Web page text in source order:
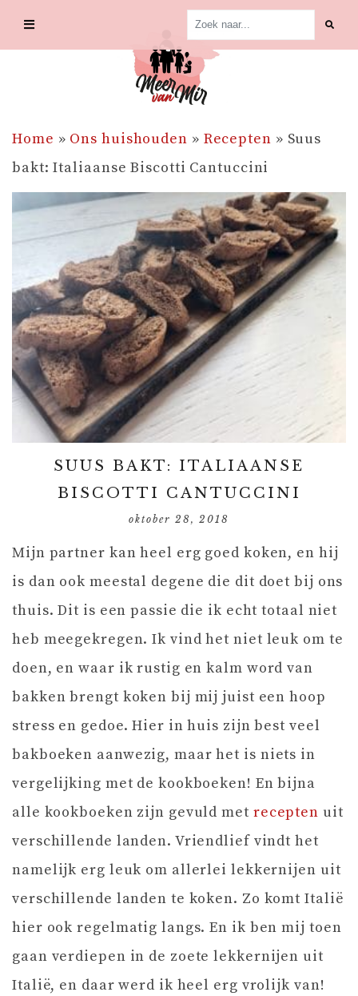
Home » Ons huishouden » Recepten » Suus
bakt: Italiaanse Biscotti Cantuccini
SUUS BAKT: ITALIAANSE
BISCOTTI CANTUCCINI
oktober 28, 2018
Mijn partner kan heel erg goed koken, en hij
is dan ook meestal degene die dit doet bij ons
thuis. Dit is een passie die ik echt totaal niet
heb meegekregen. Ik vind het niet leuk om te
doen, en waar ik rustig en kalm word van
bakken brengt koken bij mij juist een hoop
stress en gedoe. Hier in huis zijn best veel
bakboeken aanwezig, maar het is niets in
vergelijking met de kookboeken! En bijna
alle kookboeken zijn gevuld met recepten uit
verschillende landen. Vriendlief vindt het
namelijk erg leuk om allerlei lekkernijen uit
verschillende landen te koken. Zo komt Italië
hier ook regelmatig langs. En ik ben mij toen
gaan verdiepen in de zoete lekkernijen uit
Italië, en daar werd ik heel erg vrolijk van!